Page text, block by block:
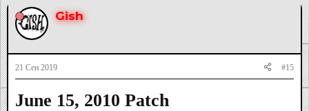
Gish
21 Сен 2019 #15
June 15, 2010 Patch